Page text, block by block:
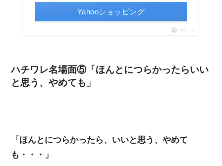
Yahooショッピング
ポチップ
ハチワレ名場面⑤「ほんとにつらかったらいい
と思う、やめても」
「ほんとにつらかったら、いいと思う、やめて
も・・・」